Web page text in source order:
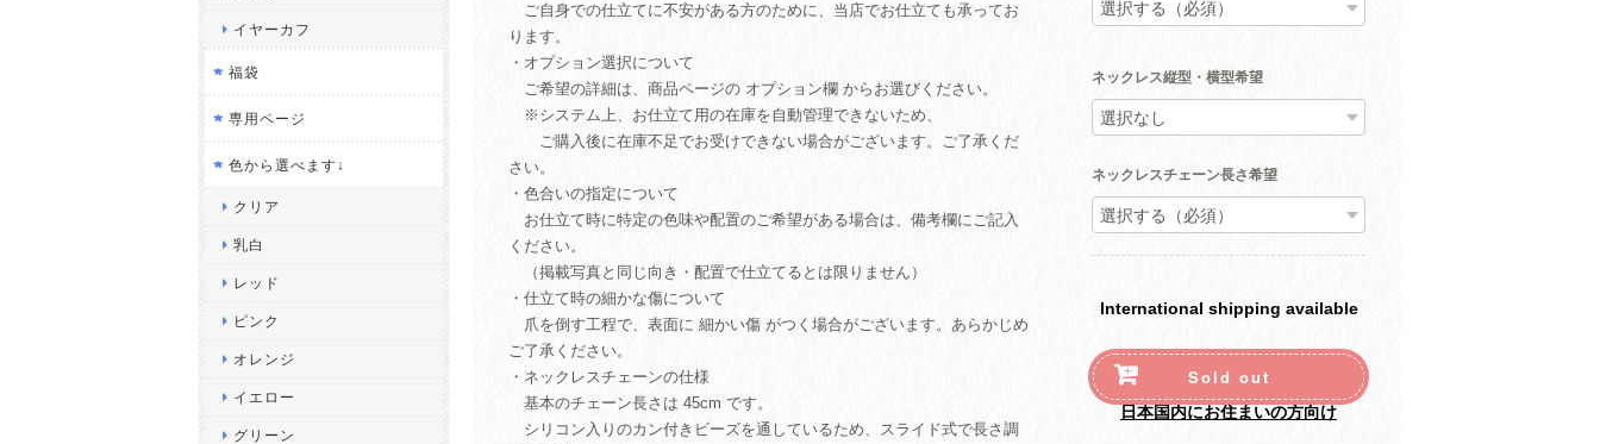
ご自身での仕立てに不安がある方のために、当店でお仕立ても承ってお
ります。
・オプション選択について
ご希望の詳細は、商品ページの オプション欄 からお選びください。
※システム上、お仕立て用の在庫を自動管理できないため、
ご購入後に在庫不足でお受けできない場合がございます。ご了承くだ
さい。
・色合いの指定について
お仕立て時に特定の色味や配置のご希望がある場合は、備考欄にご記入
ください。
（掲載写真と同じ向き・配置で仕立てるとは限りません）
・仕立て時の細かな傷について
爪を倒す工程で、表面に 細かい傷 がつく場合がございます。あらかじめ
ご了承ください。
・ネックレスチェーンの仕様
基本のチェーン長さは 45cm です。
シリコン入りのカン付きビーズを通しているため、スライド式で長さ調
ネックレス縦型・横型希望
ネックレスチェーン長さ希望
International shipping available
Sold out
日本国内にお住まいの方向け
イヤーカフ
福袋
専用ページ
色から選べます↓
クリア
乳白
レッド
ピンク
オレンジ
イエロー
グリーン